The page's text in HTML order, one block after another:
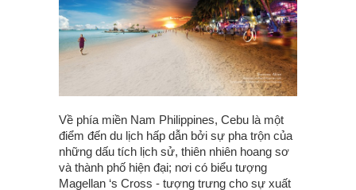
Về phía miền Nam Philippines, Cebu là một
điểm đến du lịch hấp dẫn bởi sự pha trộn của
những dấu tích lịch sử, thiên nhiên hoang sơ
và thành phố hiện đại; nơi có biểu tượng
Magellan ‘s Cross - tượng trưng cho sự xuất